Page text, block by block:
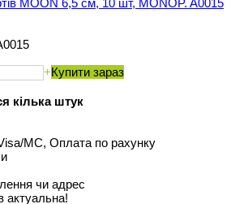
+Купити зараз
кілька штук
MC, Оплата по рахунку
чи адрес